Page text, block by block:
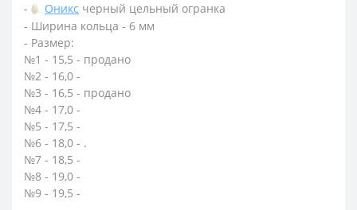
- Оникс черный цельный огранка
- Ширина кольца - 6 мм
- Размер:
№1 - 15,5 - продано
№2 - 16,0 -
№3 - 16,5 - продано
№4 - 17,0 -
№5 - 17,5 -
№6 - 18,0 - .
№7 - 18,5 -
№8 - 19,0 -
№9 - 19,5 -